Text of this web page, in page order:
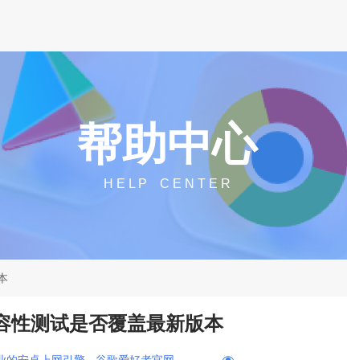
帮助中心
H E L P C E N T E R
性测试是否覆盖最新版本